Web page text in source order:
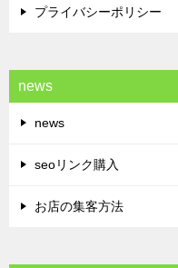
プライバシーポリシー
news
news
seoリンク購入
お店の集客方法